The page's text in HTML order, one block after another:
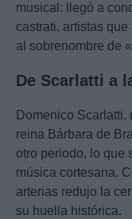
musical: llegó a
castrati, artistas
al sobrenombre de
De Scarlatti a
Domenico Scarlatti,
reina Bárbara de
otro periodo, lo que
música cortesana.
arterias redujo la
su huella histórica.